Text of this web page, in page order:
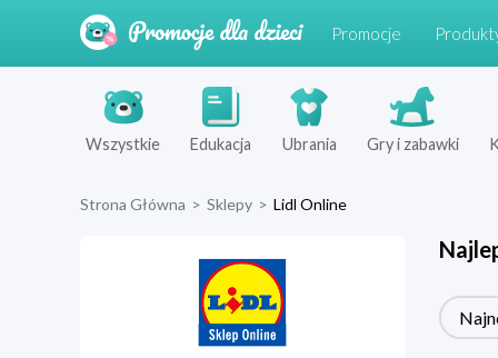
Promocje
Wszystkie Edukacja Ubrania Gry i zabawki
Strona Główna > Sklepy > Lidl Online